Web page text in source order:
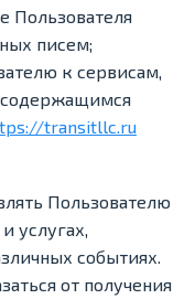
Пользователя
писем;
к сервисам,
transitllc.ru
Пользователю
услугах,
событиях.
от получения